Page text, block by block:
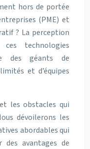
hors de portée
(PME) et
? La perception
technologies
des géants de
et d’équipes
les obstacles qui
dévoilerons les
abordables qui
avantages de